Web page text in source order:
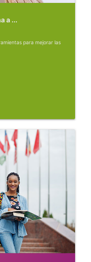
a ...
para mejorar las